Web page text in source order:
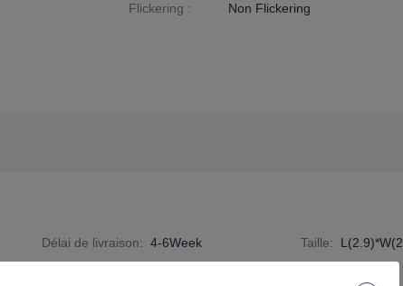
Flickering : Non Flickering
Délai de livraison: 4-6Week Taille: